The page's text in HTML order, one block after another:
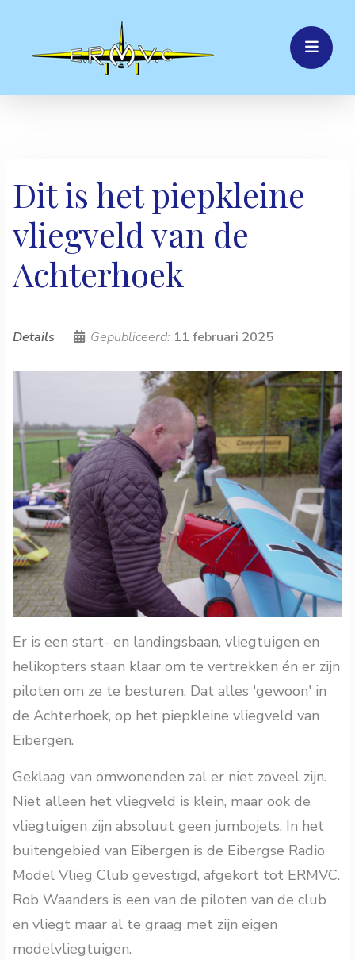
Dit is het piepkleine
vliegveld van de
Achterhoek
Details Gepubliceerd: 11 februari 2025
Er is een start- en landingsbaan, vliegtuigen en
helikopters staan klaar om te vertrekken én er zijn
piloten om ze te besturen. Dat alles 'gewoon' in
de Achterhoek, op het piepkleine vliegveld van
Eibergen.
Geklaag van omwonenden zal er niet zoveel zijn.
Niet alleen het vliegveld is klein, maar ook de
vliegtuigen zijn absoluut geen jumbojets. In het
buitengebied van Eibergen is de Eibergse Radio
Model Vlieg Club gevestigd, afgekort tot ERMVC.
Rob Waanders is een van de piloten van de club
en vliegt maar al te graag met zijn eigen
modelvliegtuigen.